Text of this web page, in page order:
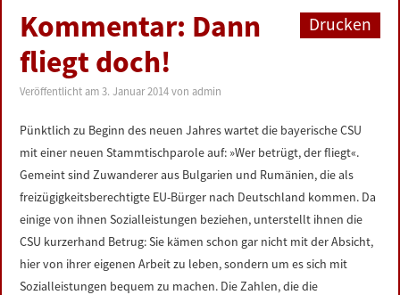
BUNDESTAG
PRESSE
ZUR PERSON
LINKS
DATENSCHUTZERKLÄRUNG
IMPRESSUM
Drucken
Kommentar: Dann
fliegt doch!
Veröffentlicht am3. Januar 2014 vonadmin
Pünktlich zu Beginn des neuen Jahres wartet die bayerische CSU
mit einer neuen Stammtischparole auf: »Wer betrügt, der fliegt«.
Gemeint sind Zuwanderer aus Bulgarien und Rumänien, die als
freizügigkeitsberechtigte EU-Bürger nach Deutschland kommen. Da
einige von ihnen Sozialleistungen beziehen, unterstellt ihnen die
CSU kurzerhand Betrug: Sie kämen schon gar nicht mit der Absicht,
hier von ihrer eigenen Arbeit zu leben, sondern um es sich mit
Sozialleistungen bequem zu machen. Die Zahlen, die die